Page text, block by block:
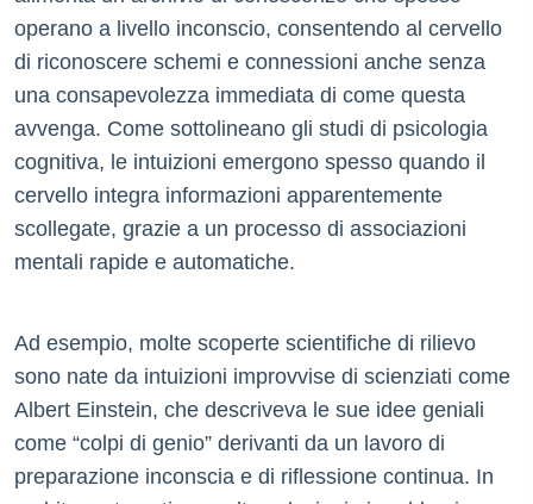
operano a livello inconscio, consentendo al cervello
di riconoscere schemi e connessioni anche senza
una consapevolezza immediata di come questa
avvenga. Come sottolineano gli studi di psicologia
cognitiva, le intuizioni emergono spesso quando il
cervello integra informazioni apparentemente
scollegate, grazie a un processo di associazioni
mentali rapide e automatiche.
Ad esempio, molte scoperte scientifiche di rilievo
sono nate da intuizioni improvvise di scienziati come
Albert Einstein, che descriveva le sue idee geniali
come “colpi di genio” derivanti da un lavoro di
preparazione inconscia e di riflessione continua. In